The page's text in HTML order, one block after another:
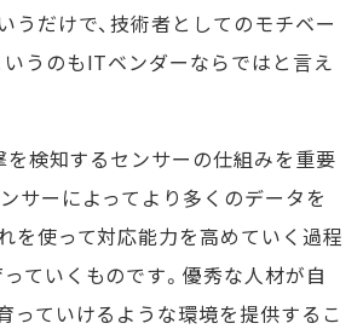
うだけで、技術者としてのモチベー
うのもITベンダーならではと言え
を検知するセンサーの仕組みを重要
サーによってより多くのデータを
を使って対応能力を高めていく過程
ていくものです。優秀な人材が自
っていけるような環境を提供するこ